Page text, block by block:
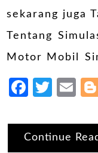
sekarang juga
Tentang
Motor Mobil
Continue